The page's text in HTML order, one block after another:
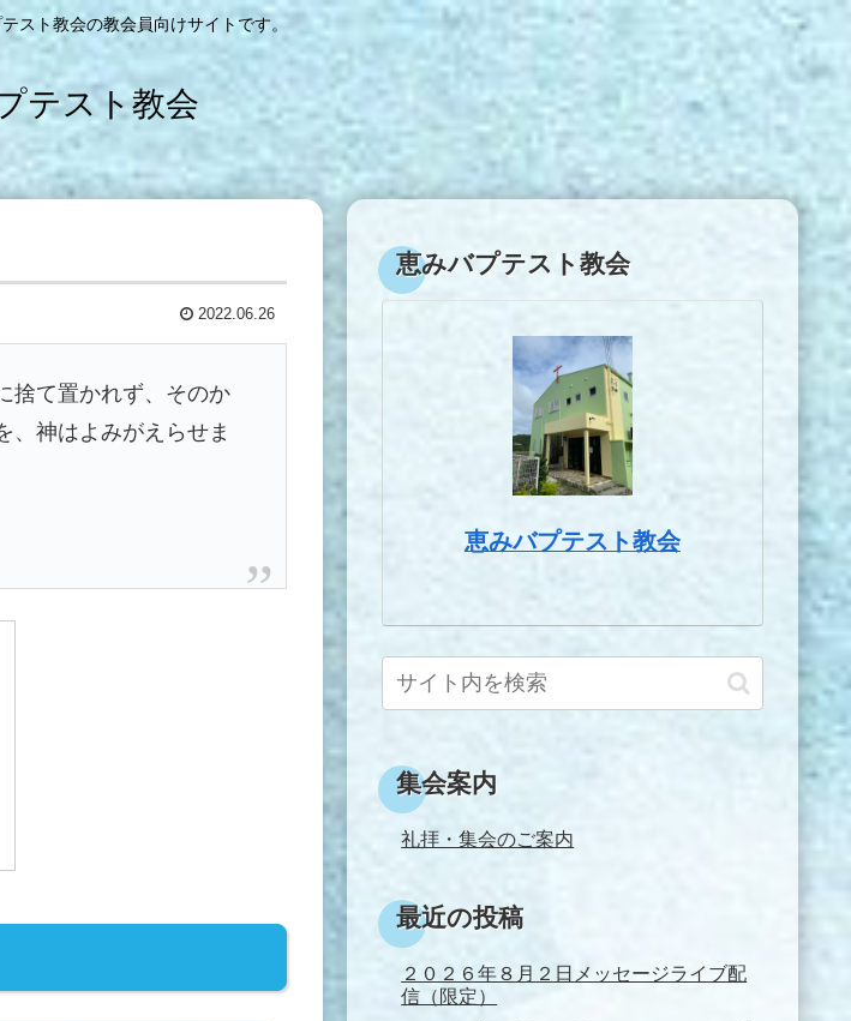
スト教会の教会員向けサイトです。
テスト教会
2022.06.26
捨て置かれず、そのか
、神はよみがえらせま
恵みバプテスト教会
恵みバプテスト教会
集会案内
礼拝・集会のご案内
最近の投稿
２０２６年８月２日メッセージライブ配
信（限定）